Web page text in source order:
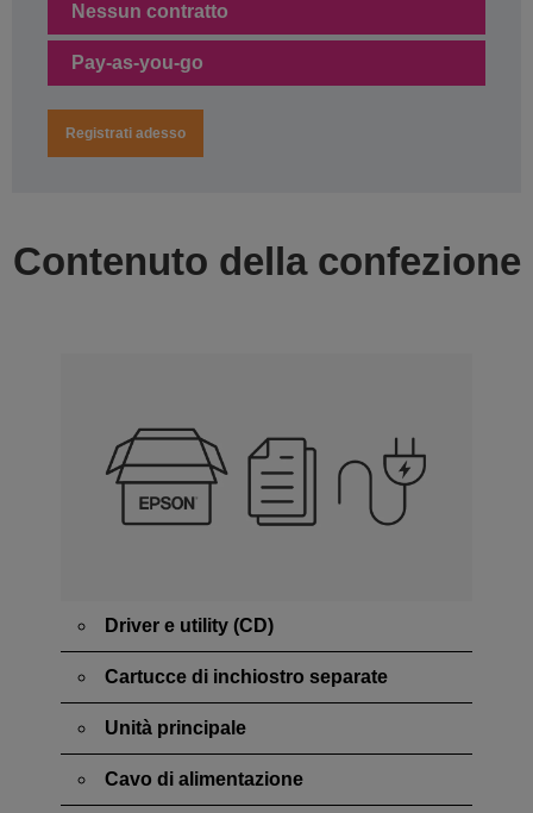
Nessun contratto
Pay-as-you-go
Registrati adesso
Contenuto della confezione
Driver e utility (CD)
Cartucce di inchiostro separate
Unità principale
Cavo di alimentazione